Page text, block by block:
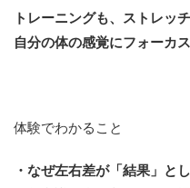
トレーニングも、ストレッ
自分の体の感覚にフォーカ
体験でわかること
・なぜ左右差が「結果」と